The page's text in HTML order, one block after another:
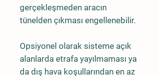
gerçekleşmeden aracın
tünelden çıkması engellenebilir.
Opsiyonel olarak sisteme açık
alanlarda etrafa yayılmaması ya
da dış hava koşullarından en az